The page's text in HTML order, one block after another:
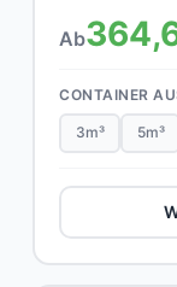
Ab
CONTAINER
3m³ 5m³